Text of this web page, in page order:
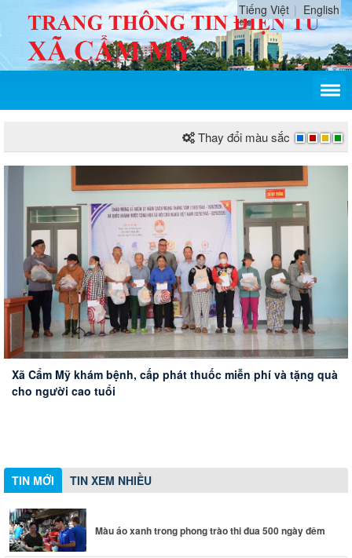
Tiếng Việt English
Thay đổi màu sắc
TIN MỚI TIN XEM NHIỀU
Màu áo xanh trong phong trào thi đua 500 ngày đêm
Nghề hái trái thời vụ kiếm bạc triệu
Xã Cẩm Mỹ khám bệnh, cấp phát thuốc miễn phí và tặng quà
cho người cao tuổi
Xã Cẩm Mỹ họp mặt, xuất quân đội bóng đá U11 tham dự
vòng chung kết Giải bóng đá Nhi đồng Cúp Báo và Phát
Màu áo xanh trong phong trào thi đua 500 ngày đêm